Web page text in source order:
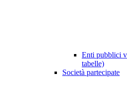
Enti pubblici
tabelle)
Società partecipate